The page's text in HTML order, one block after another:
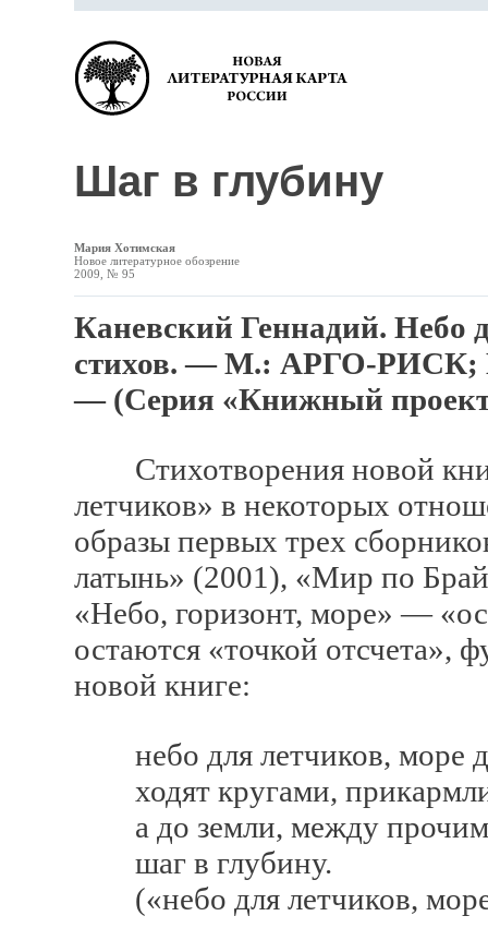
Шаг в глубину
Мария Хотимская
Новое литературное обозрение
2009, № 95
Каневский Геннадий. Небо
стихов. — М.: АРГО-РИСК;
— (Серия «Книжный
Стихотворения новой
летчиков» в некоторых
образы первых трех
латынь» (2001), «Мир по
«Небо, горизонт, море» —
остаются «точкой отсчета»,
новой книге:
небо для летчиков, море
ходят кругами,
а до земли, между прочим,
шаг в глубину.
(«небо для летчиков,